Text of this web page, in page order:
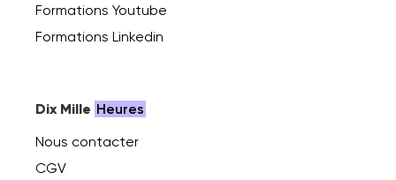
Formations Youtube
Formations Linkedin
Dix Mille Heures
Nous contacter
CGV